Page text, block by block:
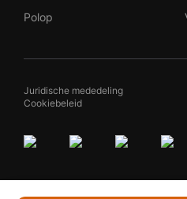
Polop
Juridische mededeling
Cookiebeleid